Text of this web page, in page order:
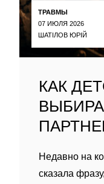
ТРАВМЫ
07 ИЮЛЯ 2026
ШАТІЛОВ ЮРІЙ
КАК
Недавно на
сказала